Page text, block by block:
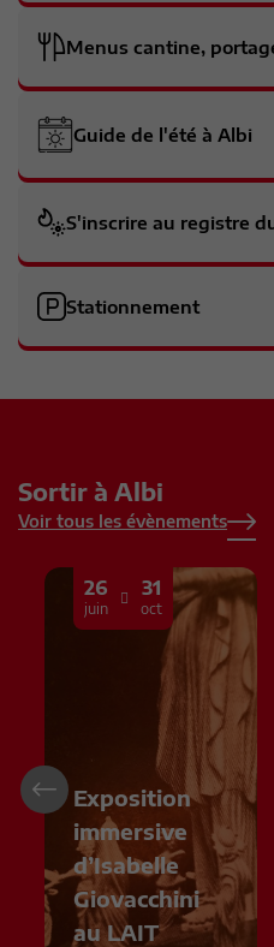
Menus cantine,
Guide de l'été à Albi
S'inscrire au registre
Stationnement
Sortir à Albi
Voir tous les évènements
26
juin
31
oct
Exposition
immersive
d’Isabelle
Giovacchini
au LAIT